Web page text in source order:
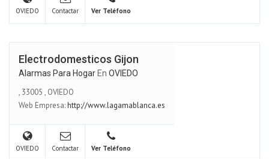
OVIEDO Contactar Ver Teléfono
Electrodomesticos Gijon
Alarmas Para Hogar En OVIEDO
, 33005 , OVIEDO
Web Empresa:http://www.lagamablanca.es
OVIEDO Contactar Ver Teléfono